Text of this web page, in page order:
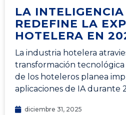
LA
REDEFINE LA
HOTELERA EN
La industria hotelera
transformación tecnológica
de los hoteleros planea
aplicaciones de IA durante
diciembre 31, 2025